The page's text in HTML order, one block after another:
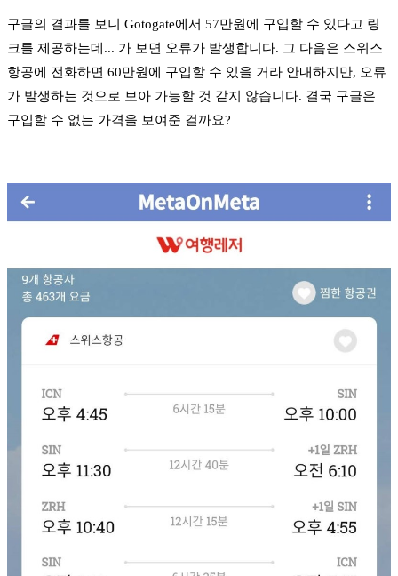
구글의 결과를 보니 Gotogate에서 57만원에 구입할 수 있다고 링
크를 제공하는데... 가 보면 오류가 발생합니다. 그 다음은 스위스
항공에 전화하면 60만원에 구입할 수 있을 거라 안내하지만, 오류
가 발생하는 것으로 보아 가능할 것 같지 않습니다. 결국 구글은
구입할 수 없는 가격을 보여준 걸까요?